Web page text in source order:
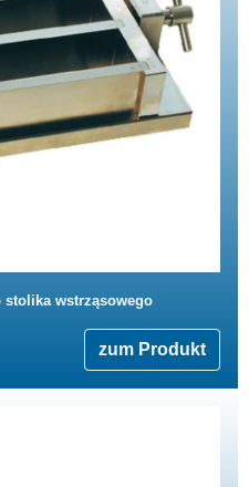
wstrząsowego
zum Produkt